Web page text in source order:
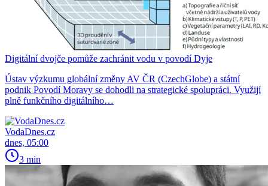
Digitální dvojče pomůže zachránit vodu v povodí Dyje
Ústav výzkumu globální změny AV ČR (CzechGlobe) a státní
podnik Povodí Moravy se dohodli na strategické spolupráci. Využijí
plně funkčního digitálního…
VodaDnes.cz
dnes, 05:00
3 min